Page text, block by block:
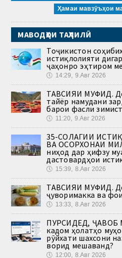
Ҳамаи мавзӯъҳои
МАВОДҲОИ ТАҲЛИЛӢ
Тоҷикистон
истиқлолияти
ҷаҳонро эҳтиром
🕔 14:29, 9.Авг 2026
ТАВСИЯИ МУФИД.
тайёр намудани
барои фасли
🕔 11:20, 9.Авг 2026
35-СОЛАГИИ
ВА ОСОРХОНАИ
ниҳод дар ҳифзу
дастовардҳои
🕔 15:39, 8.Авг 2026
ТАВСИЯИ МУФИД.
ҷуворимакка ва
🕔 13:33, 8.Авг 2026
ПУРСИДЕД, ҶАВОБ
кадом ҳолатҳо
рӯйхати шахсони
ворид мешаванд?
🕔 12:00, 8.Авг 2026